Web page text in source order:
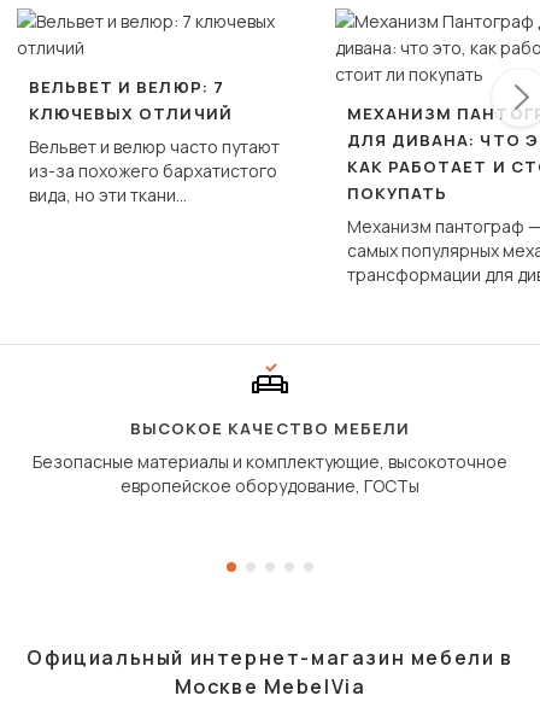
ВЕЛЬВЕТ И ВЕЛЮР: 7
КЛЮЧЕВЫХ ОТЛИЧИЙ
Вельвет и велюр часто путают
из-за похожего бархатистого
вида, но эти ткани
МЕХАНИЗМ
ДЛЯ ДИВАНА: ЧТО
КАК РАБОТАЕТ И
ПОКУПАТЬ
Механизм пантограф
самых популярных
трансформации для
сиденье не
дугообразной
ВЫСОКОЕ КАЧЕСТВО МЕБЕЛИ
Безопасные материалы и комплектующие, высокоточное
европейское оборудование, ГОСТы
Официальный интернет-магазин мебели в
Москве MebelVia